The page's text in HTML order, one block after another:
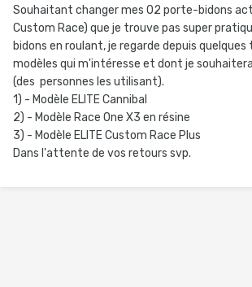
Souhaitant changer mes 02 porte-bidons
Custom Race) que je trouve pas super
bidons en roulant, je regarde depuis quelques
modèles qui m'intéresse et dont je
(des personnes les utilisant).
1) - Modèle ELITE Cannibal
2) - Modèle Race One X3 en résine
3) - Modèle ELITE Custom Race Plus
Dans l'attente de vos retours svp.